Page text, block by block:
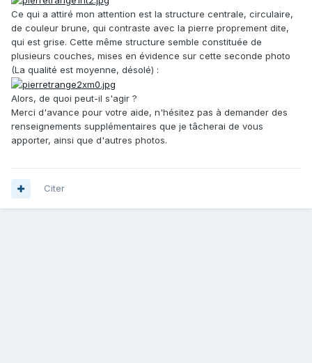
Ce qui a attiré mon attention est la structure centrale, circulaire,
de couleur brune, qui contraste avec la pierre proprement dite,
qui est grise. Cette même structure semble constituée de
plusieurs couches, mises en évidence sur cette seconde photo
(La qualité est moyenne, désolé) :
Alors, de quoi peut-il s'agir ?
Merci d'avance pour votre aide, n'hésitez pas à demander des
renseignements supplémentaires que je tâcherai de vous
apporter, ainsi que d'autres photos.
Citer